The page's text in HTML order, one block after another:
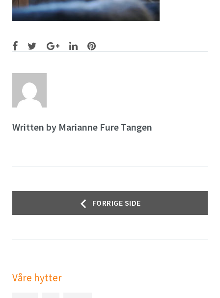
Facebook
TwitterGoogle+
LinkedInPinterest
Written by Marianne Fure Tangen
Innleggsnavigasjon
FORRIGE SIDE
Våre hytter